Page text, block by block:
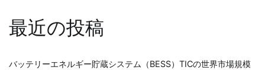
最近の投稿
バッテリーエネルギー貯蔵システム（BESS）TICの世界市場規模